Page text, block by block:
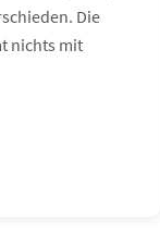
Die
nichts mit